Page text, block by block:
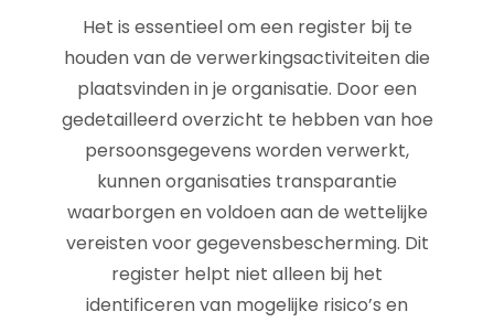
Het is essentieel om een register bij te
houden van de verwerkingsactiviteiten die
plaatsvinden in je organisatie. Door een
gedetailleerd overzicht te hebben van hoe
persoonsgegevens worden verwerkt,
kunnen organisaties transparantie
waarborgen en voldoen aan de wettelijke
vereisten voor gegevensbescherming. Dit
register helpt niet alleen bij het
identificeren van mogelijke risico’s en